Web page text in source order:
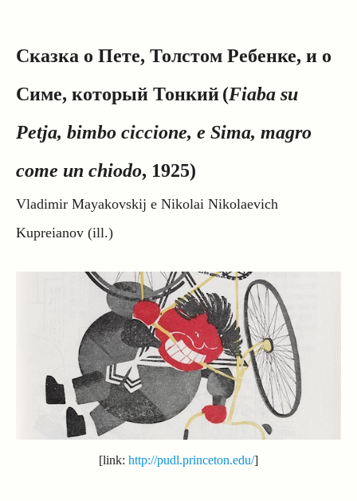
Сказка о Пете, Толстом Ребенке, и о
Симе, который Тонкий(Fiaba su
Petja, bimbo ciccione, e Sima, magro
come un chiodo, 1925)
Vladimir Mayakovskij e Nikolai Nikolaevich
Kupreianov (ill.)
[link: http://pudl.princeton.edu/]